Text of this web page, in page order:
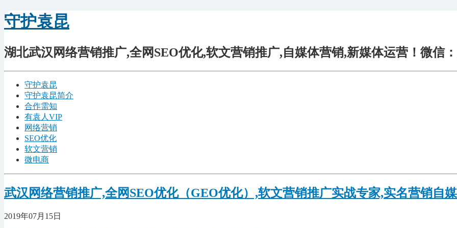
守护袁昆
湖北武汉网络营销推广,全网SEO优化,软文营销推广,自媒体营销,新媒体运营！微信
守护袁昆
守护袁昆简介
合作需知
有袁人VIP
网络营销
SEO优化
软文营销
微电商
武汉网络营销推广,全网SEO优化（GEO优化）,软文营销推广实战专家,实名营销自
2019年07月15日